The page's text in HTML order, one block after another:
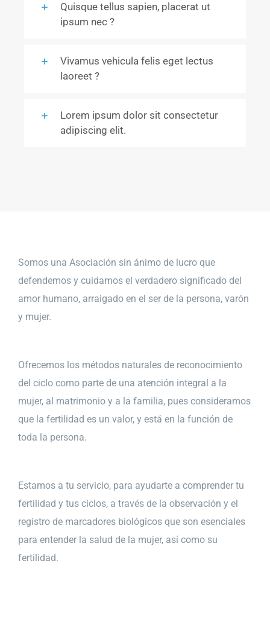
Quisque tellus sapien, placerat ut
ipsum nec ?
Vivamus vehicula felis eget lectus
laoreet ?
Lorem ipsum dolor sit consectetur
adipiscing elit.
Somos una Asociación sin ánimo de lucro que
defendemos y cuidamos el verdadero significado del
amor humano, arraigado en el ser de la persona, varón
y mujer.
Ofrecemos los métodos naturales de reconocimiento
del ciclo como parte de una atención integral a la
mujer, al matrimonio y a la familia, pues consideramos
que la fertilidad es un valor, y está en la función de
toda la persona.
Estamos a tu servicio, para ayudarte a comprender tu
fertilidad y tus ciclos, a través de la observación y el
registro de marcadores biológicos que son esenciales
para entender la salud de la mujer, así como su
fertilidad.